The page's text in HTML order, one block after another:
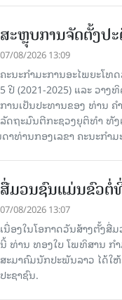
ສະຫຼຸບການຈັດຕັ້ງປ
07/08/2026 13:09
ຄະນະກຳມະການອະໄພຍະໂ
5 ປີ (2021-2025) ແລະ ວາ
ການເປັນປະທານຂອງ ທ່ານ
ລັດຖະມົນຕີກະຊວງຍຸຕິທຳ ທັງ
າທ່ານກອງເລຂາ ຄະນະກ
ສື່ມວນຊົນແມ່ນຂົວຕໍ່
07/08/2026 13:07
ເນື່ອງໃນໂອກາດວັນສ້າງຕັ້ງສື່
ນີ້ ທ່ານ ທອງໃບ ໂພທິສານ ກໍ
ສະມາຄົມນັກປະພັນລາວ ໄດ້
ປະຊາຊົນ.